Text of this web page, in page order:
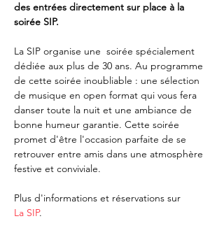
des entrées directement sur place à la
soirée SIP.
La SIP organise une  soirée spécialement
dédiée aux plus de 30 ans. Au programme
de cette soirée inoubliable : une sélection
de musique en open format qui vous fera
danser toute la nuit et une ambiance de
bonne humeur garantie. Cette soirée
promet d'être l'occasion parfaite de se
retrouver entre amis dans une atmosphère
festive et conviviale.
Plus d'informations et réservations sur
La SIP.